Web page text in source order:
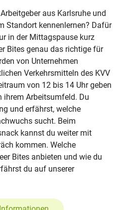
aus Karlsruhe und
Standort kennenlernen? Dafür
in der Mittagspause kurz
Bites genau das richtige für
von Unternehmen
Verkehrsmitteln des KVV
von 12 bis 14 Uhr geben
ihrem Arbeitsumfeld. Du
und erfährst, welche
sucht. Beim
kannst du weiter mit
kommen. Welche
Bites anbieten und wie du
du auf unserer